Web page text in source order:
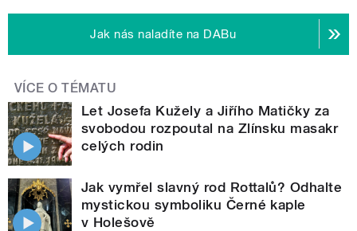
Jak nás naladíte na DABu
VÍCE O TÉMATU
Let Josefa Kužely a Jiřího Matičky za
svobodou rozpoutal na Zlínsku masakr
celých rodin
Jak vymřel slavný rod Rottalů? Odhalte
mystickou symboliku Černé kaple
v Holešově